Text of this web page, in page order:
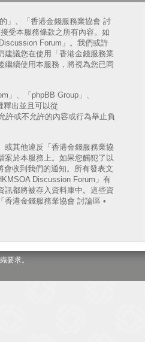
」、「香港金錢服務業協會 討
受本服務條款之所有內容。如
Forum」。我們或許
建議您在使用「香港金錢服務業
續使用本服務，將視為您已同
」、「phpBB Group」、
釋出並且可以從
許或不允許的內容或行為舉止負
或其他違反「香港金錢服務業協
案於本服務上。如果您觸犯了以
收到我們的通知。所有發表文
Discussion Forum」有
訊都將被存入資料庫中。這些資
港金錢服務業協會 討論區 •
要求。